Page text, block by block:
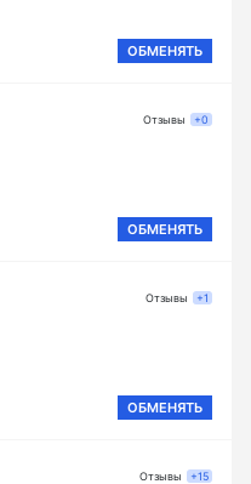
ОБМЕНЯТЬ
ОБМЕНЯТЬ
Отзывы +0
ОБМЕНЯТЬ
Отзывы +1
Отзывы +15